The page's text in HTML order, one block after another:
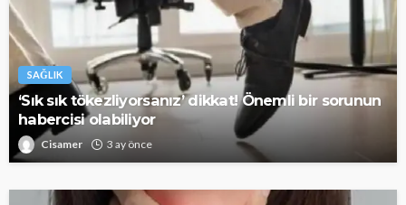
SAĞLIK
‘Sık sık tökezliyorsanız’ dikkat! Önemli bir sorunun
habercisi olabiliyor
Cisamer 3 ay önce